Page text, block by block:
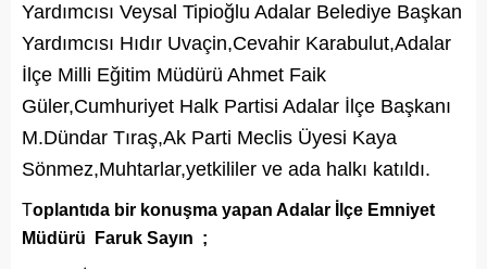
Yardımcısı Veysal Tipioğlu Adalar Belediye Başkan
Yardımcısı Hıdır Uvaçin,Cevahir Karabulut,Adalar
İlçe Milli Eğitim Müdürü Ahmet Faik
Güler,Cumhuriyet Halk Partisi Adalar İlçe Başkanı
M.Dündar Tıraş,Ak Parti Meclis Üyesi Kaya
Sönmez,Muhtarlar,yetkililer ve ada halkı katıldı.
Toplantıda bir konuşma yapan Adalar İlçe Emniyet
Müdürü Faruk Sayın ;